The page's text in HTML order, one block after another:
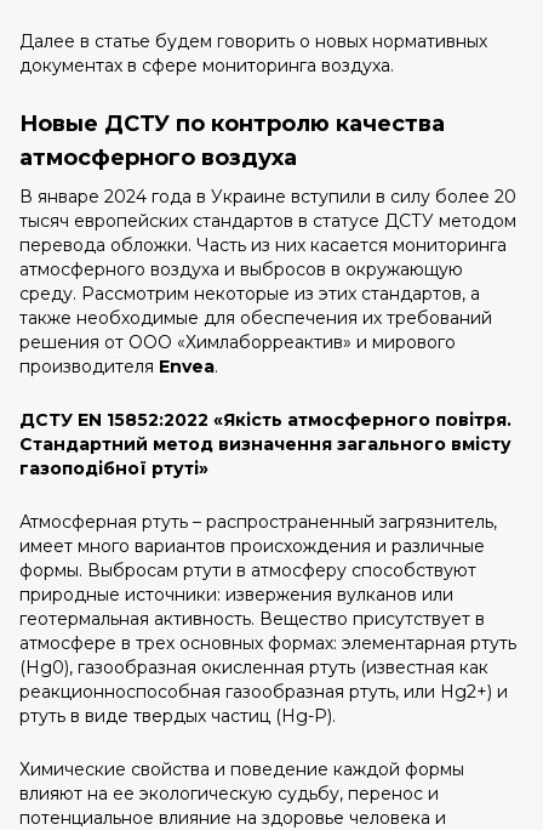
Далее в статье будем говорить о новых нормативных
документах в сфере мониторинга воздуха.
Новые ДСТУ по контролю качества
атмосферного воздуха
В январе 2024 года в Украине вступили в силу более 20
тысяч европейских стандартов в статусе ДСТУ методом
перевода обложки. Часть из них касается мониторинга
атмосферного воздуха и выбросов в окружающую
среду. Рассмотрим некоторые из этих стандартов, а
также необходимые для обеспечения их требований
решения от ООО «Химлаборреактив» и мирового
производителя Envea.
ДСТУ EN 15852:2022 «Якість атмосферного повітря.
Стандартний метод визначення загального вмісту
газоподібної ртуті»
Атмосферная ртуть – распространенный загрязнитель,
имеет много вариантов происхождения и различные
формы. Выбросам ртути в атмосферу способствуют
природные источники: извержения вулканов или
геотермальная активность. Вещество присутствует в
атмосфере в трех основных формах: элементарная ртуть
(Hg0), газообразная окисленная ртуть (известная как
реакционноспособная газообразная ртуть, или Hg2+) и
ртуть в виде твердых частиц (Hg-P).
Химические свойства и поведение каждой формы
влияют на ее экологическую судьбу, перенос и
потенциальное влияние на здоровье человека и